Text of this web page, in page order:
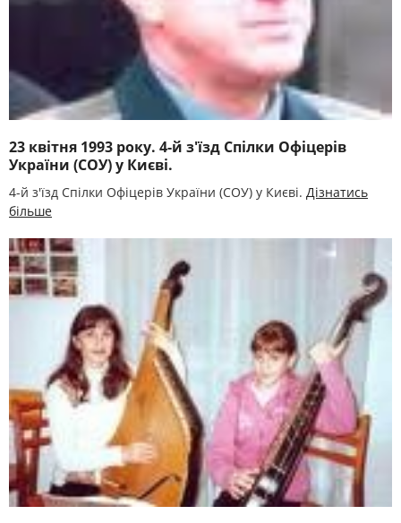
23 квітня 1993 року. 4-й з'їзд Спілки Офіцерів
України (СОУ) у Києві.
4-й з'їзд Спілки Офіцерів України (СОУ) у Києві. Дізнатись
більше